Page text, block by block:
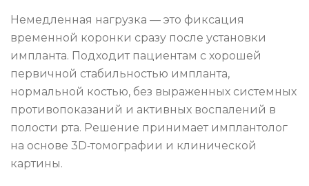
Немедленная нагрузка — это фиксация
временной коронки сразу после установки
импланта. Подходит пациентам с хорошей
первичной стабильностью импланта,
нормальной костью, без выраженных системных
противопоказаний и активных воспалений в
полости рта. Решение принимает имплантолог
на основе 3D‑томографии и клинической
картины.